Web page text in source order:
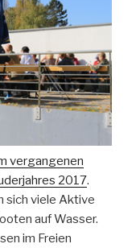
vergangenen
2017.
sich viele Aktive
auf Wasser.
im Freien